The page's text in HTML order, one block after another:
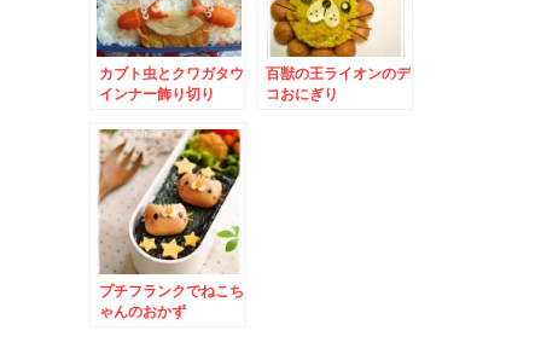
カブト虫とクワガタウ
インナー飾り切り
百獣の王ライオンのデ
コおにぎり
プチフランクでねこち
ゃんのおかず